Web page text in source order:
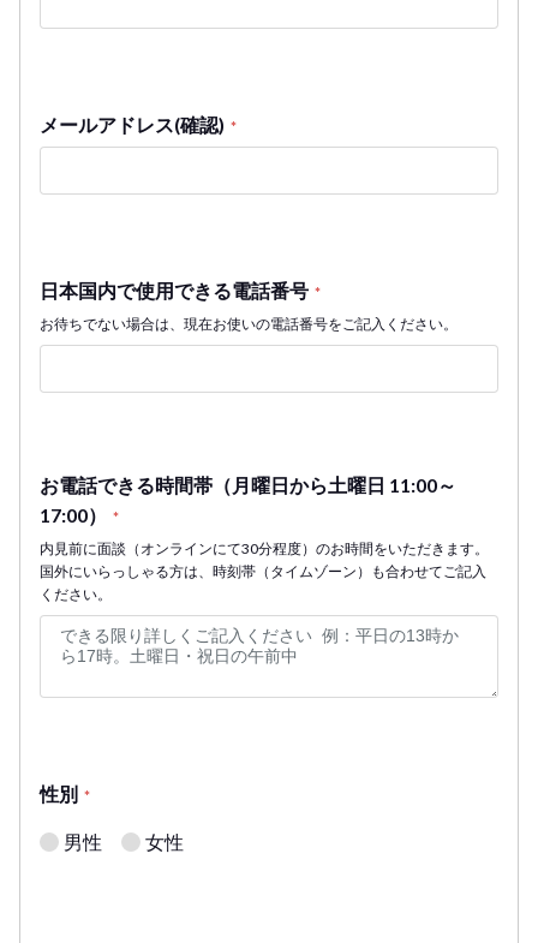
メールアドレス(確認) *
日本国内で使用できる電話番号 *
お待ちでない場合は、現在お使いの電話番号をご記入ください。
お電話できる時間帯（月曜日から土曜日 11:00～
17:00）
*
内見前に面談（オンラインにて30分程度）のお時間をいただきます。
国外にいらっしゃる方は、時刻帯（タイムゾーン）も合わせてご記入
ください。
性別 *
男性 女性